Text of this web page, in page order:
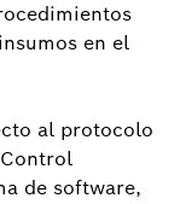
en el
al protocolo
de software,